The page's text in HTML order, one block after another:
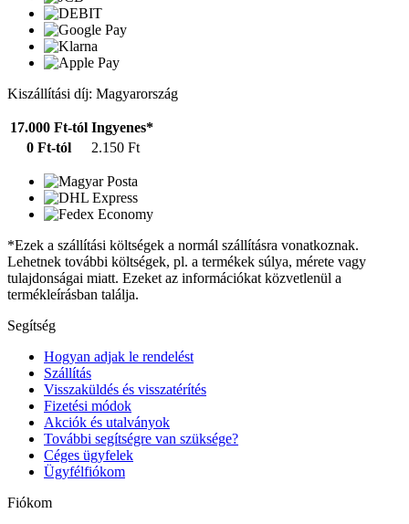
Kiszállítási díj: Magyarország
17.000 Ft-tól Ingyenes*
0 Ft-tól
2.150 Ft
*Ezek a szállítási költségek a normál szállításra vonatkoznak.
Lehetnek további költségek, pl. a termékek súlya, mérete vagy
tulajdonságai miatt. Ezeket az információkat közvetlenül a
termékleírásban találja.
Segítség
Hogyan adjak le rendelést
Szállítás
Visszaküldés és visszatérítés
Fizetési módok
Akciók és utalványok
További segítségre van szüksége?
Céges ügyfelek
Ügyfélfiókom
Fiókom